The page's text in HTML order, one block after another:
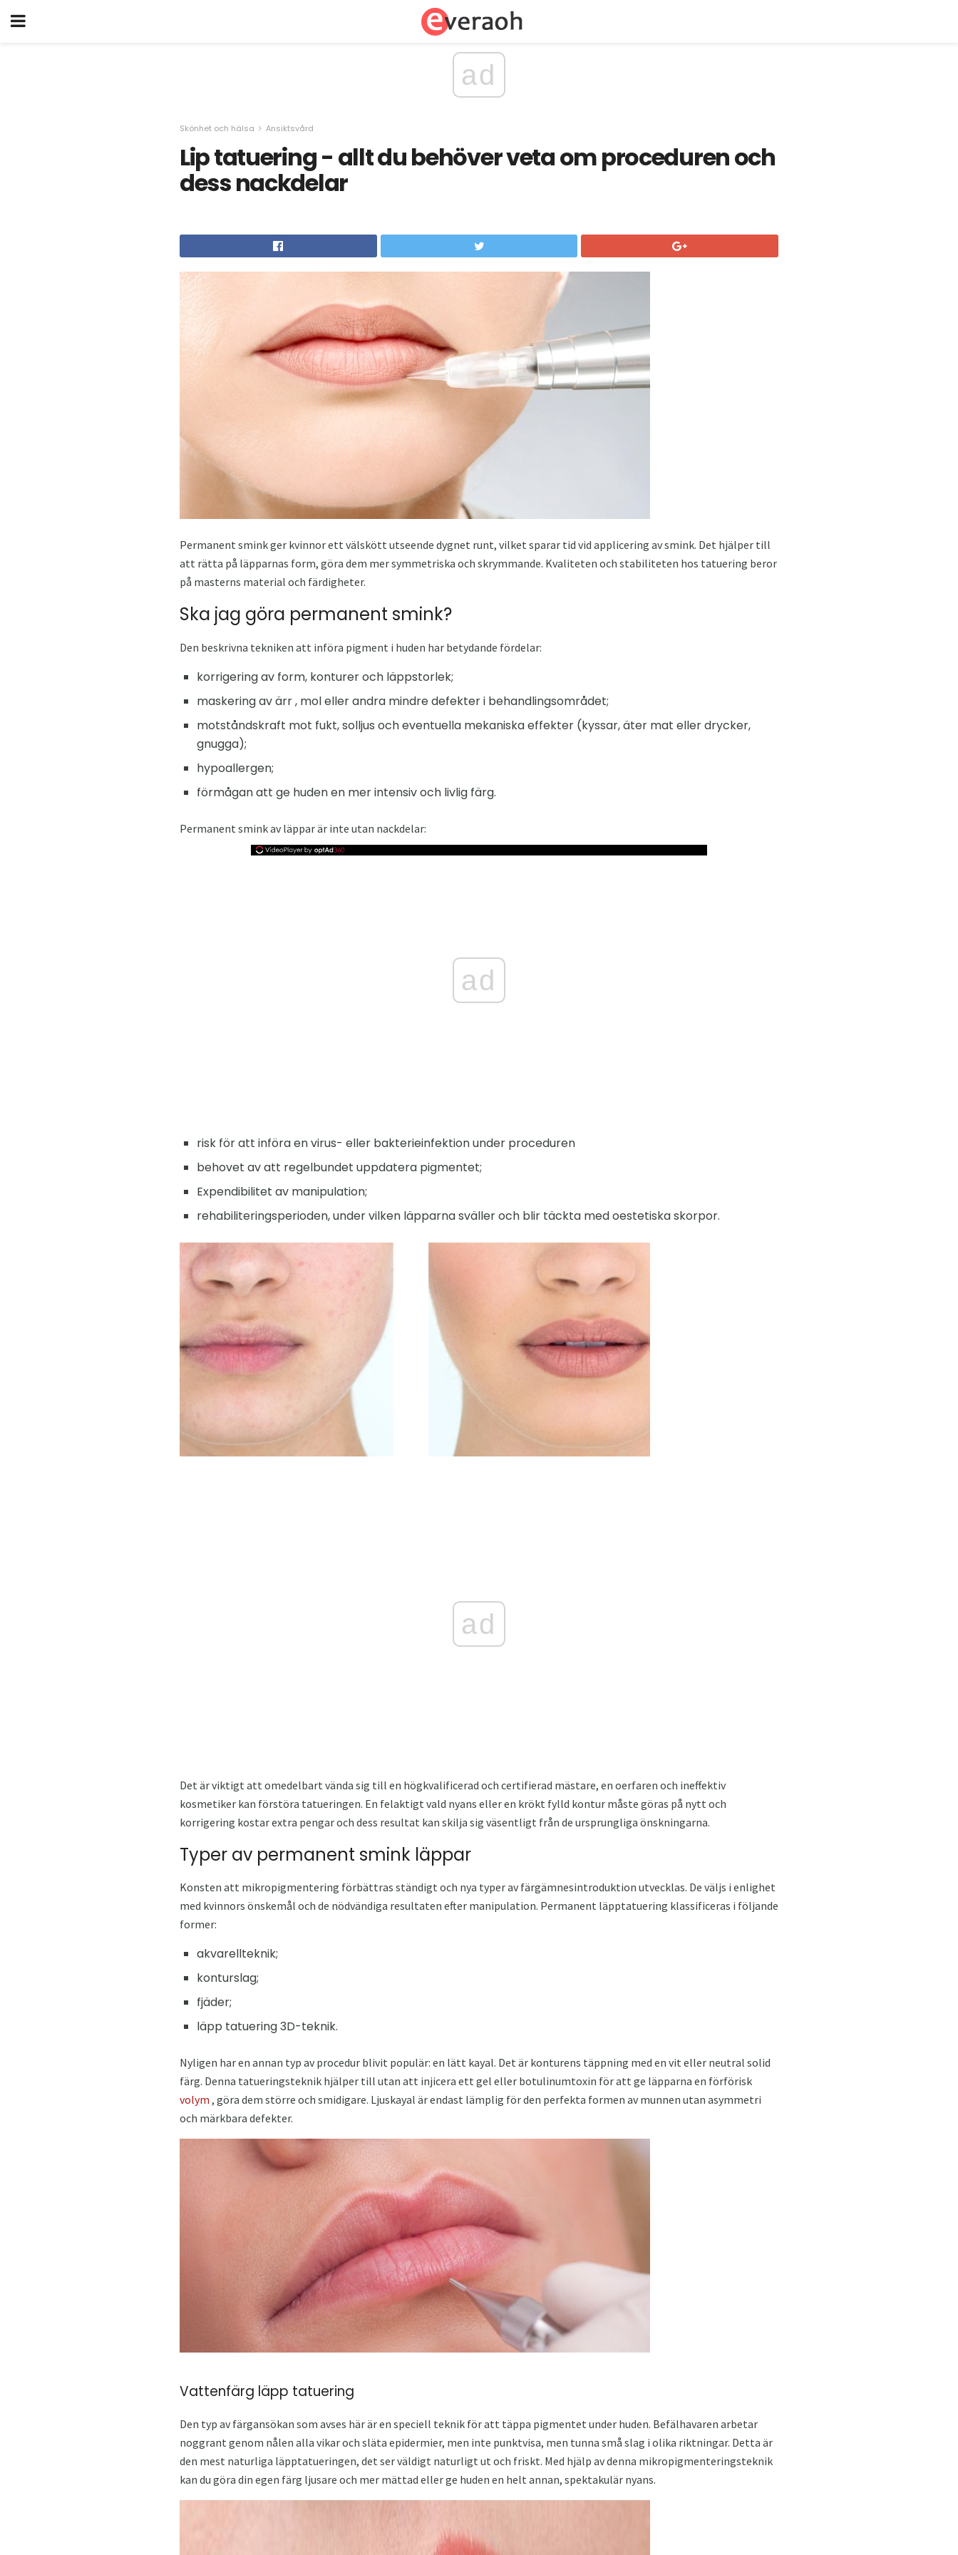
ad
Skönhet och hälsa Ansiktsvård
Lip tatuering - allt du behöver veta om proceduren och
dess nackdelar
Permanent smink ger kvinnor ett välskött utseende dygnet runt, vilket sparar tid vid applicering av smink. Det hjälper till
att rätta på läpparnas form, göra dem mer symmetriska och skrymmande. Kvaliteten och stabiliteten hos tatuering beror
på masterns material och färdigheter.
Ska jag göra permanent smink?
Den beskrivna tekniken att införa pigment i huden har betydande fördelar:
korrigering av form, konturer och läppstorlek;
maskering av ärr , mol eller andra mindre defekter i behandlingsområdet;
motståndskraft mot fukt, solljus och eventuella mekaniska effekter (kyssar, äter mat eller drycker,
gnugga);
hypoallergen;
förmågan att ge huden en mer intensiv och livlig färg.
Permanent smink av läppar är inte utan nackdelar:
ad
risk för att införa en virus- eller bakterieinfektion under proceduren
behovet av att regelbundet uppdatera pigmentet;
Expendibilitet av manipulation;
rehabiliteringsperioden, under vilken läpparna sväller och blir täckta med oestetiska skorpor.
ad
Det är viktigt att omedelbart vända sig till en högkvalificerad och certifierad mästare, en oerfaren och ineffektiv
kosmetiker kan förstöra tatueringen. En felaktigt vald nyans eller en krökt fylld kontur måste göras på nytt och
korrigering kostar extra pengar och dess resultat kan skilja sig väsentligt från de ursprungliga önskningarna.
Typer av permanent smink läppar
Konsten att mikropigmentering förbättras ständigt och nya typer av färgämnesintroduktion utvecklas. De väljs i enlighet
med kvinnors önskemål och de nödvändiga resultaten efter manipulation. Permanent läpptatuering klassificeras i följande
former:
akvarellteknik;
konturslag;
fjäder;
läpp tatuering 3D-teknik.
Nyligen har en annan typ av procedur blivit populär: en lätt kayal. Det är konturens täppning med en vit eller neutral solid
färg. Denna tatueringsteknik hjälper till utan att injicera ett gel eller botulinumtoxin för att ge läpparna en förförisk
volym , göra dem större och smidigare. Ljuskayal är endast lämplig för den perfekta formen av munnen utan asymmetri
och märkbara defekter.
Vattenfärg läpp tatuering
Den typ av färgansökan som avses här är en speciell teknik för att täppa pigmentet under huden. Befälhavaren arbetar
noggrant genom nålen alla vikar och släta epidermier, men inte punktvisa, men tunna små slag i olika riktningar. Detta är
den mest naturliga läpptatueringen, det ser väldigt naturligt ut och friskt. Med hjälp av denna mikropigmenteringsteknik
kan du göra din egen färg ljusare och mer mättad eller ge huden en helt annan, spektakulär nyans.